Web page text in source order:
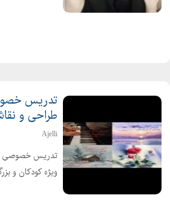
تدریس
طراحی و
Ajelli
ویژه کودکان و
خصوصی طراحی